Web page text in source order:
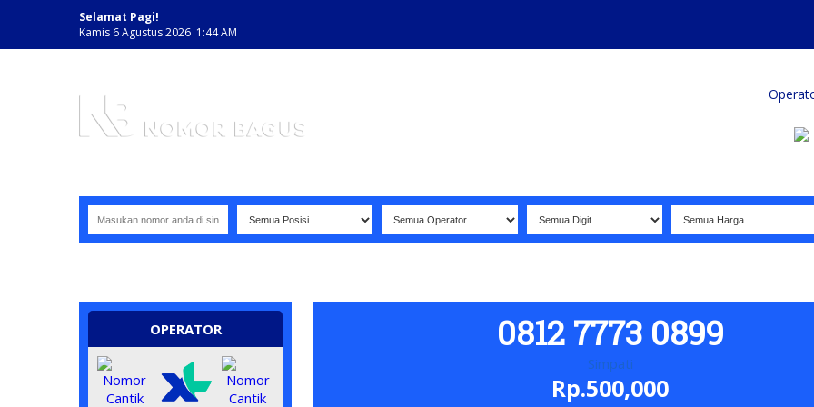
Selamat Pagi!
Kamis 6 Agustus 2026 1:44 AM
OPERATOR 0812 7773 0899
Simpati
Rp.500,000